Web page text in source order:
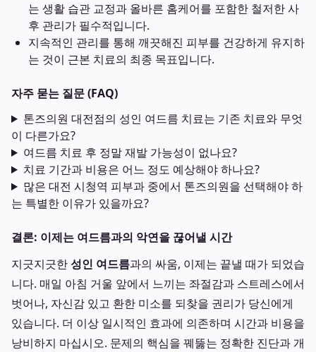
는 생활 습관 교정과 올바른 홈케어를 포함한 철저한 사
후 관리가 필수적입니다.
지속적인 관리를 통해 깨끗해진 피부를 건강하게 유지하
는 것이 근본 치료의 최종 목표입니다.
자주 묻는 질문 (FAQ)
톤즈의원 대전점의 성인 여드름 치료는 기존 치료와 무엇
이 다른가요?
여드름 치료 후 정말 재발 가능성이 없나요?
치료 기간과 비용은 어느 정도 예상해야 하나요?
많은 대전 시청역 피부과 중에서 톤즈의원을 선택해야 하
는 특별한 이유가 있을까요?
결론: 이제는 여드름과의 악연을 끊어낼 시간
지긋지긋한 성인 여드름과의 싸움, 이제는 끝낼 때가 되었습
니다. 매일 아침 거울 앞에서 느끼는 좌절감과 스트레스에서
벗어나, 자신감 있고 환한 미소를 되찾을 권리가 당신에게
있습니다. 더 이상 일시적인 효과에 의존하며 시간과 비용을
낭비하지 마십시오. 문제의 핵심을 꿰뚫는 정확한 진단과 개